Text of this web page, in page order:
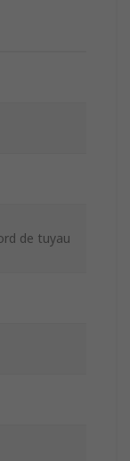
de tuyau